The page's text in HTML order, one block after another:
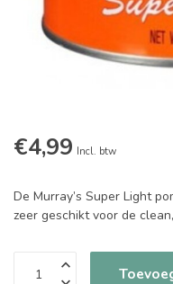
€4,99 Incl. btw
De Murray’s Super Light
zeer geschikt voor de